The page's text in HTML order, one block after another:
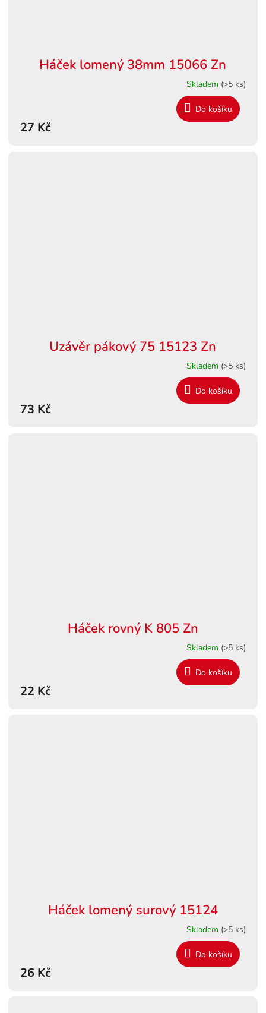
Háček lomený 38mm 15066 Zn
Skladem (>5 ks)
27 Kč
Do košíku
Uzávěr pákový 75 15123 Zn
Skladem (>5 ks)
73 Kč
Do košíku
Háček rovný K 805 Zn
Skladem (>5 ks)
22 Kč
Do košíku
Háček lomený surový 15124
Skladem (>5 ks)
26 Kč
Do košíku